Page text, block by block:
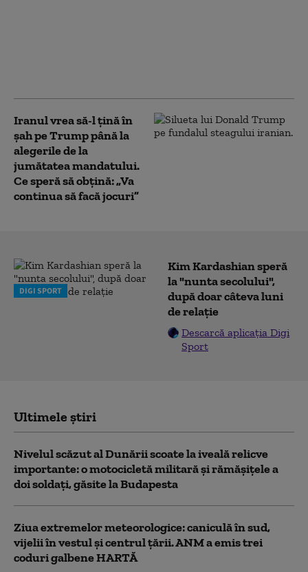
Iranul vrea să-l țină în
șah pe Trump până la
alegerile de la
jumătatea mandatului.
Ce speră să obțină: „Va
continua să facă jocuri”
DIGI SPORT
Kim Kardashian speră
la "nunta secolului",
după doar câteva luni
de relație
Descarcă aplicația Digi
Sport
Ultimele știri
Nivelul scăzut al Dunării scoate la iveală relicve
importante: o motocicletă militară și rămășițele a
doi soldați, găsite la Budapesta
Ziua extremelor meteorologice: caniculă în sud,
vijelii în vestul și centrul țării. ANM a emis trei
coduri galbene HARTĂ